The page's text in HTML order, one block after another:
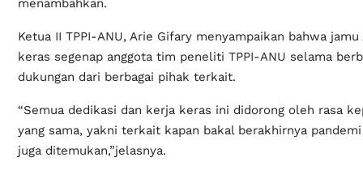
menambahkan.
Ketua II TPPI-ANU, Arie Gifary menyampaikan bahwa
keras segenap anggota tim peneliti TPPI-ANU selama
dukungan dari berbagai pihak terkait.
“Semua dedikasi dan kerja keras ini didorong oleh rasa
yang sama, yakni terkait kapan bakal berakhirnya
juga ditemukan,”jelasnya.